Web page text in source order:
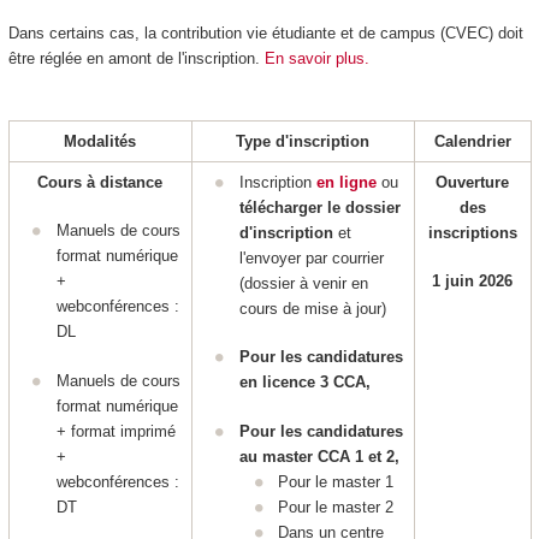
Dans certains cas, la contribution vie étudiante et de campus (CVEC) doit
être réglée en amont de l'inscription. En savoir plus.
Modalités Type d'inscription Calendrier
Cours à distance
Manuels de cours
format numérique
+
webconférences :
DL
Manuels de cours
format numérique
+ format imprimé
+
webconférences :
DT
Inscription en ligneou
télécharger le dossier
d'inscription et
l'envoyer par courrier
(dossier à venir en
cours de mise à jour)
Pour les candidatures
en licence 3 CCA,
Pour les candidatures
au master CCA 1 et 2,
Pour le master 1
Pour le master 2
Dans un centre
Ouverture
des
inscriptions
1 juin 2026